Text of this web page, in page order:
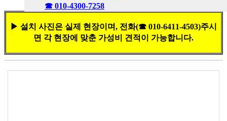
☎ 010-4300-7258
▶ 설치 사진은 실제 현장이며, 전화(☎ 010-6411-4503)주시
면 각 현장에 맞춘 가성비 견적이 가능합니다.